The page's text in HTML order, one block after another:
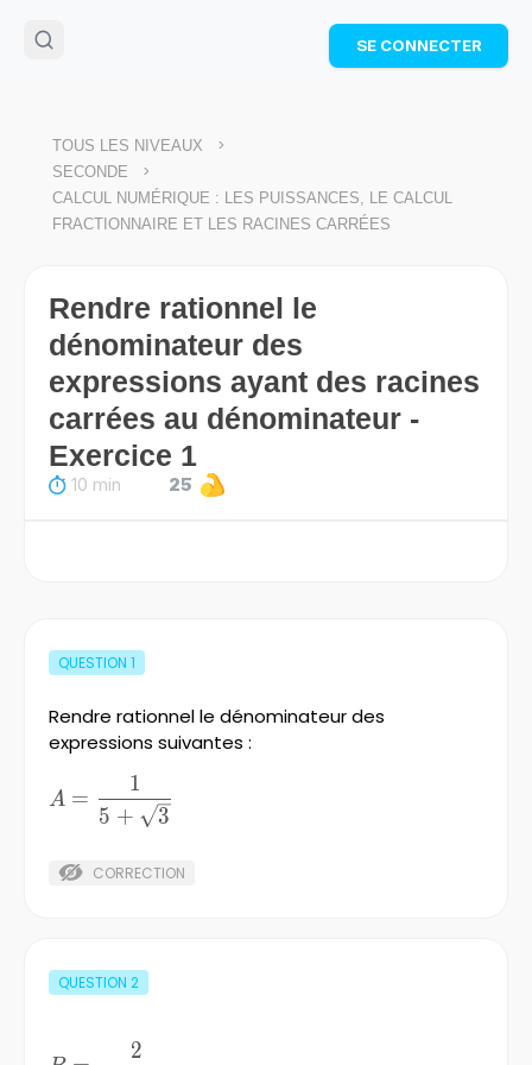
🌴Cahier de vacances offert
: révise les maths cet
Télécharge ton PDF gratuit et progresse avec des
SE CONNECTER
TOUS LES NIVEAUX >
SECONDE >
CALCUL NUMÉRIQUE : LES PUISSANCES, LE CALCUL
FRACTIONNAIRE ET LES RACINES CARRÉES
Rendre rationnel le
dénominateur des
expressions ayant des racines
carrées au dénominateur -
Exercice 1
10 min 25
QUESTION 1
Rendre rationnel le dénominateur des
expressions suivantes :
A=\frac{1}
{5+\sqrt{3}
A =
5 + 3
1
CORRECTION
QUESTION 2
B=\frac{2}
2